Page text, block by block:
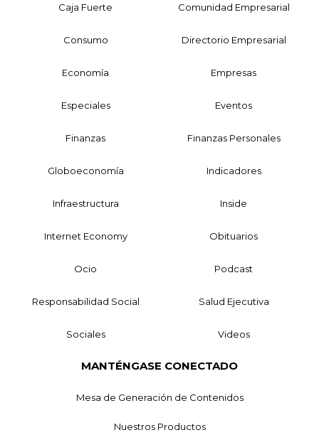
Caja Fuerte Comunidad Empresarial
Consumo Directorio Empresarial
Economía Empresas
Especiales Eventos
Finanzas Finanzas Personales
Globoeconomía Indicadores
Infraestructura Inside
Internet Economy Obituarios
Ocio Podcast
Responsabilidad Social Salud Ejecutiva
Sociales Videos
MANTÉNGASE CONECTADO
Mesa de Generación de Contenidos
Nuestros Productos